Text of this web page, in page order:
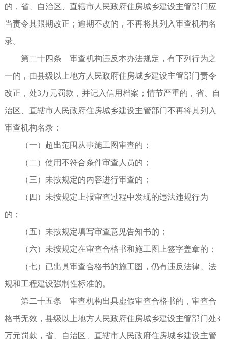
的，省、自治区、直辖市人民政府住房城乡建设主管部门应
当责令其限期改正；逾期不改的，不再将其列入审查机构名
录。
第二十四条 审查机构违反本办法规定，有下列行为之
一的，由县级以上地方人民政府住房城乡建设主管部门责令
改正，处3万元罚款，并记入信用档案；情节严重的，省、自
治区、直辖市人民政府住房城乡建设主管部门不再将其列入
审查机构名录：
（一）超出范围从事施工图审查的；
（二）使用不符合条件审查人员的；
（三）未按规定的内容进行审查的；
（四）未按规定上报审查过程中发现的违法违规行为
的；
（五）未按规定填写审查意见告知书的；
（六）未按规定在审查合格书和施工图上签字盖章的；
（七）已出具审查合格书的施工图，仍有违反法律、法
规和工程建设强制性标准的。
第二十五条 审查机构出具虚假审查合格书的，审查合
格书无效，县级以上地方人民政府住房城乡建设主管部门处3
万元罚款，省、自治区、直辖市人民政府住房城乡建设主管